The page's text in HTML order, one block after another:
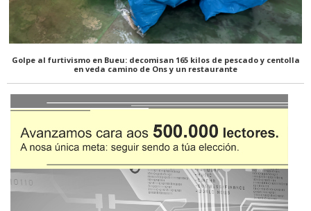
Golpe al furtivismo en Bueu: decomisan 165 kilos de pescado y centolla
en veda camino de Ons y un restaurante